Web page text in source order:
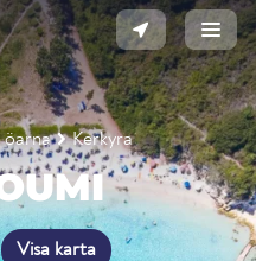
öarna Kerkyra
Visa karta